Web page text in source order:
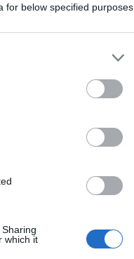
for below specified purposes
which it
delle
i dati